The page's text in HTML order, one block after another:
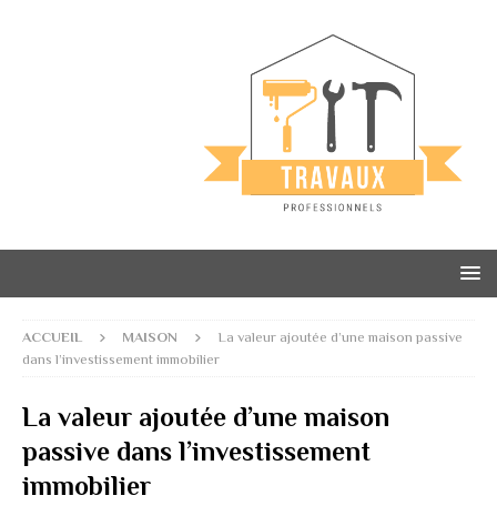
ACCUEIL MAISON
La valeur ajoutée d’une maison passive
dans l’investissement immobilier
La valeur ajoutée d’une maison
passive dans l’investissement
immobilier